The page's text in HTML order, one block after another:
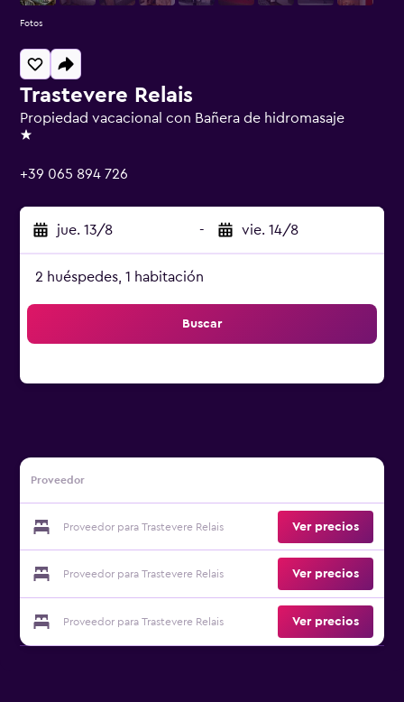
Trastevere Relais
Propiedad vacacional con Bañera de hidromasaje
1 estrella
+39 065 894 726
jue. 13/8 - vie. 14/8
2 huéspedes, 1 habitación
Buscar
Proveedor
Proveedor para Trastevere Relais Ver precios
Proveedor para Trastevere Relais Ver precios
Proveedor para Trastevere Relais Ver precios
Fotos